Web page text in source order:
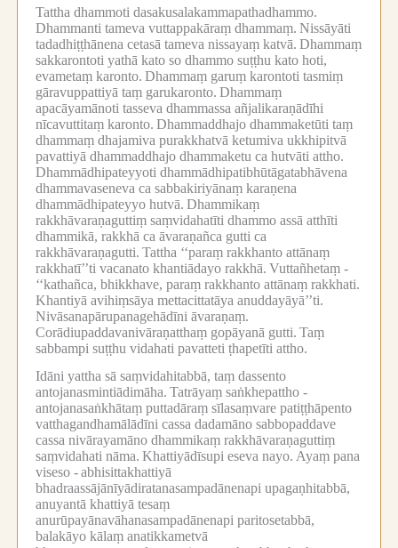
Tattha dhammoti dasakusalakammapathadhammo.
Dhammanti tameva vuttappakāraṃ dhammaṃ. Nissāyāti
tadadhiṭṭhānena cetasā tameva nissayaṃ katvā. Dhammaṃ
sakkarontoti yathā kato so dhammo suṭṭhu kato hoti,
evametaṃ karonto. Dhammaṃ garuṃ karontoti tasmiṃ
gāravuppattiyā taṃ garukaronto. Dhammaṃ
apacāyamānoti tasseva dhammassa añjalikaraṇādīhi
nīcavuttitaṃ karonto. Dhammaddhajo dhammaketūti taṃ
dhammaṃ dhajamiva purakkhatvā ketumiva ukkhipitvā
pavattiyā dhammaddhajo dhammaketu ca hutvāti attho.
Dhammādhipateyyoti dhammādhipatibhūtāgatabhāvena
dhammavaseneva ca sabbakiriyānaṃ karaṇena
dhammādhipateyyo hutvā. Dhammikaṃ
rakkhāvaraṇaguttiṃ saṃvidahatīti dhammo assā atthīti
dhammikā, rakkhā ca āvaraṇañca gutti ca
rakkhāvaraṇagutti. Tattha ‘‘paraṃ rakkhanto attānaṃ
rakkhatī’’ti vacanato khantiādayo rakkhā. Vuttañhetaṃ -
‘‘kathañca, bhikkhave, paraṃ rakkhanto attānaṃ rakkhati.
Khantiyā avihiṃsāya mettacittatāya anuddayāyā’’ti.
Nivāsanapārupanagehādīni āvaraṇaṃ.
Corādiupaddavanivāraṇatthaṃ gopāyanā gutti. Taṃ
sabbampi suṭṭhu vidahati pavatteti ṭhapetīti attho.
Idāni yattha sā saṃvidahitabbā, taṃ dassento
antojanasmintiādimāha. Tatrāyaṃ saṅkhepattho -
antojanasaṅkhātaṃ puttadāraṃ sīlasaṃvare patiṭṭhāpento
vatthagandhamālādīni cassa dadamāno sabbopaddave
cassa nivārayamāno dhammikaṃ rakkhāvaraṇaguttiṃ
saṃvidahati nāma. Khattiyādīsupi eseva nayo. Ayaṃ pana
viseso -abhisittakhattiyā
bhadraassājānīyādiratanasampadānenapi upagaṇhitabbā,
anuyantā khattiyā tesaṃ
anurūpayānavāhanasampadānenapi paritosetabbā,
balakāyo kālaṃ anatikkametvā